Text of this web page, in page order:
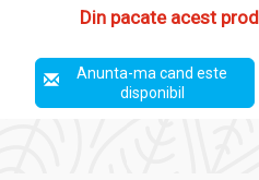
Din pacate acest
Anunta-ma cand este
disponibil